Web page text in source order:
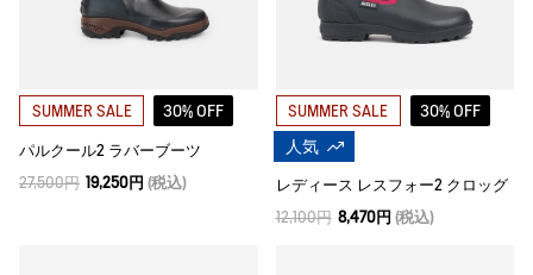
SUMMER SALE 30% OFF
パルクール2 ラバーブーツ
27,500円 19,250円 (税込)
SUMMER SALE
30% OFF
人気
レディース レスフォー2 クロッグ
12,100円 8,470円 (税込)